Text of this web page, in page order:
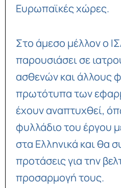
Ευρωπαϊκές χώρες.
Στο άμεσο μέλλον ο
παρουσιάσει σε
ασθενών και άλλους
πρωτότυπα των
έχουν αναπτυχθεί,
φυλλάδιο του έργου
στα Ελληνικά και θα
προτάσεις για την
προσαρμογή τους.